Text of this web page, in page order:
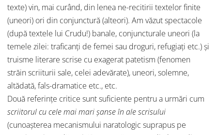
texte) vin, mai curând, din lenea ne-recitirii textelor finite
(uneori) ori din conjunctură (alteori). Am văzut spectacole
(după textele lui Crudu!) banale, conjuncturale uneori (la
temele zilei: traficanţi de femei sau droguri, refugiaţi etc.) şi
truisme literare scrise cu exagerat patetism (fenomen
străin scriiturii sale, celei adevărate), uneori, solemne,
altădată, fals-dramatice etc., etc.
Două referinţe critice sunt suficiente pentru a urmări cum
scriitorul cu cele mai mari şanse în ale scrisului
(cunoaşterea mecanismului naratologic suprapus pe